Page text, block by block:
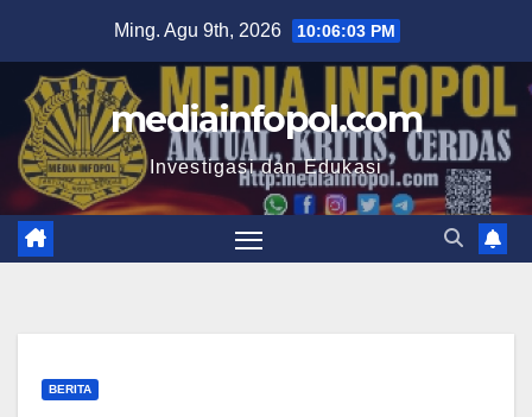
content
Ming. Agu 9th, 2026 10:06:04 PM
mediainfopol.com
Investigasi dan Edukasi
BERITA